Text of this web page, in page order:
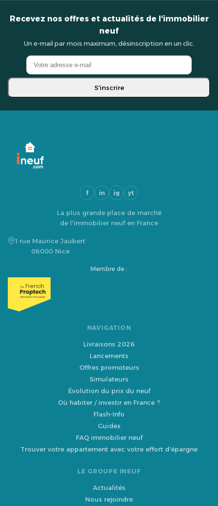
Recevez nos offres et actualités de l'immobilier
neuf
Un e-mail par mois maximum, désinscription en un clic.
S'inscrire
f in ig yt
La plus grande place de marché
de l'immobilier neuf en France
1 rue Maurice Jaubert
06000 Nice
Membre de :
NAVIGATION
Livraisons 2026
Lancements
Offres promoteurs
Simulateurs
Évolution du prix du neuf
Où habiter / investir en France ?
Flash-Info
Guides
FAQ immobilier neuf
Trouver votre appartement avec votre effort d'épargne
LE GROUPE INEUF
Actualités
Nous rejoindre